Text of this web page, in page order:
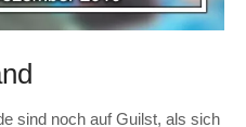
sind noch auf Guilst, als sich